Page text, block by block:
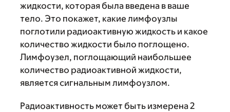
жидкости, которая была введена в ваше
тело. Это покажет, какие лимфоузлы
поглотили радиоактивную жидкость и какое
количество жидкости было поглощено.
Лимфоузел, поглощающий наибольшее
количество радиоактивной жидкости,
является сигнальным лимфоузлом.
Радиоактивность может быть измерена 2